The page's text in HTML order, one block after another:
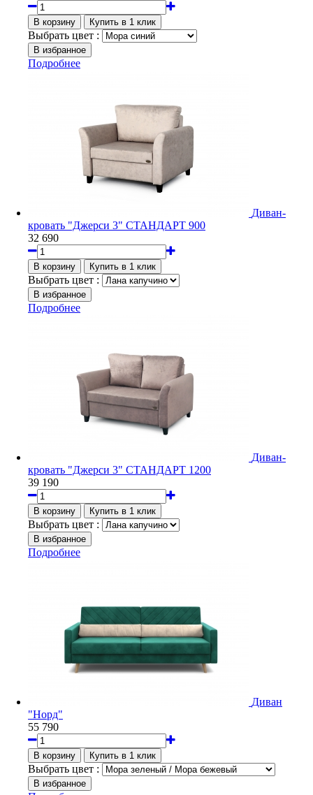
Выбрать цвет :
Подробнее
Диван-
кровать "Джерси 3" СТАНДАРТ 900
32 690
Выбрать цвет :
Подробнее
Диван-
кровать "Джерси 3" СТАНДАРТ 1200
39 190
Выбрать цвет :
Подробнее
Диван
"Норд"
55 790
Выбрать цвет :